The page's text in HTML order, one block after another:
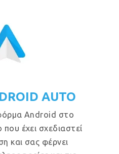
AUTO
Android στο
έχει σχεδιαστεί
και σας φέρνει